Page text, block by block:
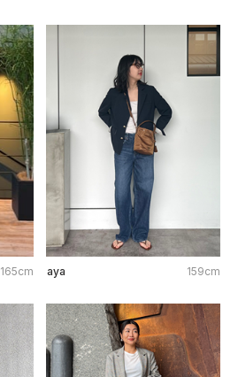
165cm aya 159cm